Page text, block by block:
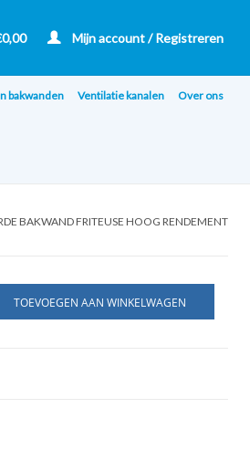
Mijn account / Registreren
bakwanden Ventilatie kanalen Over ons
BAKWAND FRITEUSE HOOG RENDEMENT
TOEVOEGEN AAN WINKELWAGEN